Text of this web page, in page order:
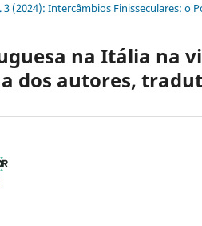
3 (2024): Intercâmbios Finisseculares: o
na Itália na
dos autores,